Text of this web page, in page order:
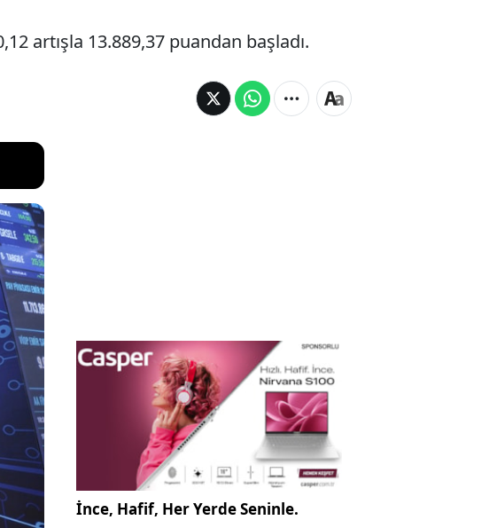
artışla 13.889,37 puandan başladı.
İnce, Hafif, Her Yerde Seninle.